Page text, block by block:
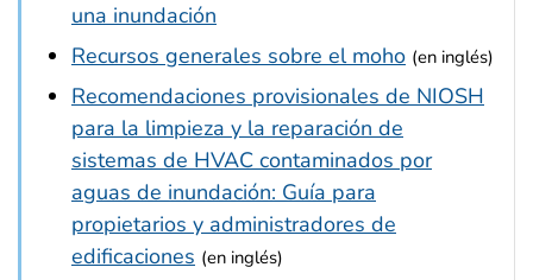
una inundación
Recursos generales sobre el moho (en inglés)
Recomendaciones provisionales de NIOSH
para la limpieza y la reparación de
sistemas de HVAC contaminados por
aguas de inundación: Guía para
propietarios y administradores de
edificaciones (en inglés)